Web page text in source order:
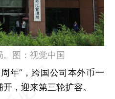
图：视觉中国
年”，跨国公司本外币一
，迎来第三轮扩容。